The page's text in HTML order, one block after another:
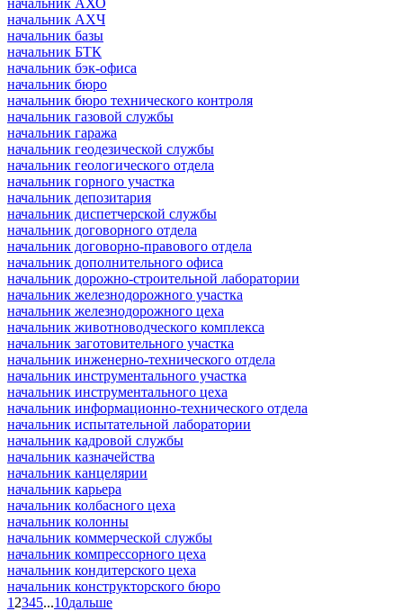
начальник АХЧ
начальник базы
начальник БТК
начальник бэк-офиса
начальник бюро
начальник бюро технического контроля
начальник газовой службы
начальник гаража
начальник геодезической службы
начальник геологического отдела
начальник горного участка
начальник депозитария
начальник диспетчерской службы
начальник договорного отдела
начальник договорно-правового отдела
начальник дополнительного офиса
начальник дорожно-строительной лаборатории
начальник железнодорожного участка
начальник железнодорожного цеха
начальник животноводческого комплекса
начальник заготовительного участка
начальник инженерно-технического отдела
начальник инструментального участка
начальник инструментального цеха
начальник информационно-технического отдела
начальник испытательной лаборатории
начальник кадровой службы
начальник казначейства
начальник канцелярии
начальник карьера
начальник колбасного цеха
начальник колонны
начальник коммерческой службы
начальник компрессорного цеха
начальник кондитерского цеха
начальник конструкторского бюро
1 2345...10дальше